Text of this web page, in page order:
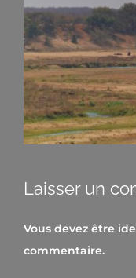
Laisser un
Vous devez être
commentaire.